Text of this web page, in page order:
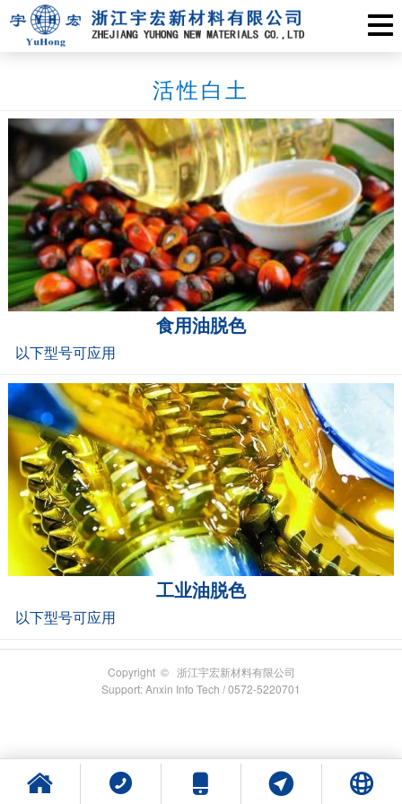
活性白土
食用油脱色
以下型号可应用
工业油脱色
以下型号可应用
Copyright © 浙江宇宏新材料有限公司
Support: Anxin Info Tech / 0572-5220701